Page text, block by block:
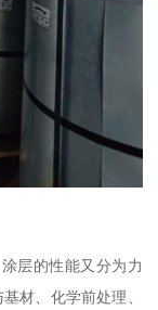
层的性能又分为力
材、化学前处理、